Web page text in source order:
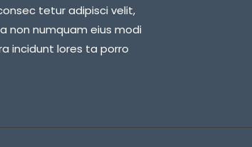
tetur adipisci velit,
non numquam eius modi
incidunt lores ta porro